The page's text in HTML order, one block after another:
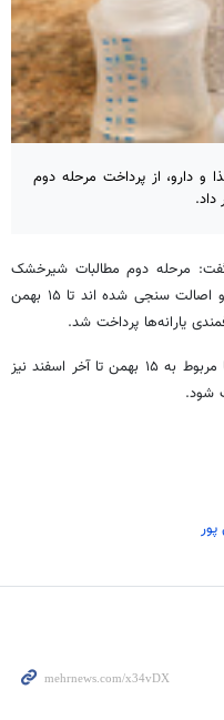
و دارو، از پرداخت مرحله دوم
داد.
گفت: مرحله دوم مطالبات شیرخشک
اصالتسنجی شدهاند
تا ۱۵ بهمن
یارانه‌ها پرداخت شد.
وی ابراز امیدواری کرد مرحله بعدی پرداخت‌ها مربوط به ۱۵ بهمن تا آخر اسفند نیز
شود.